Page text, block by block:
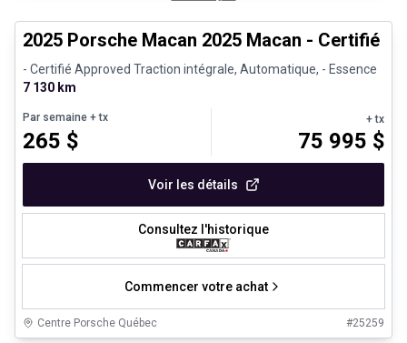
2025 Porsche Macan 2025 Macan - Certifié
- Certifié Approved Traction intégrale, Automatique, - Essence
7 130 km
Par semaine + tx
265 $
+ tx
75 995 $
Voir les détails
Consultez l'historique
Commencer votre achat
Centre Porsche Québec #25259